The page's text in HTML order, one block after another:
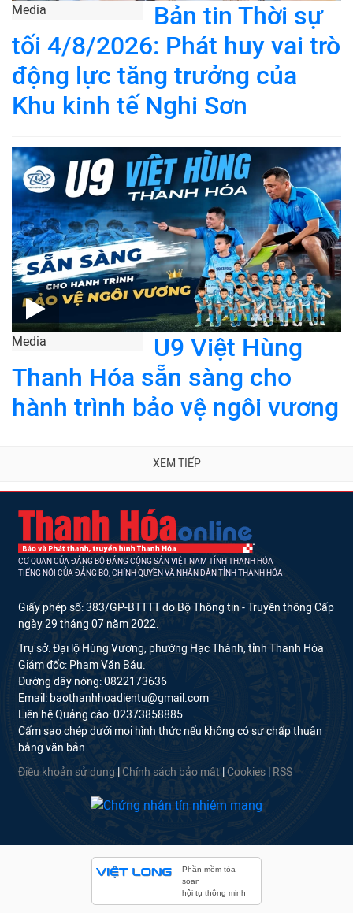
Media
Bản tin Thời sự
tối 4/8/2026: Phát huy vai trò
động lực tăng trưởng của
Khu kinh tế Nghi Sơn
Media
U9 Việt Hùng
Thanh Hóa sẵn sàng cho
hành trình bảo vệ ngôi vương
XEM TIẾP
CƠ QUAN CỦA ĐẢNG BỘ ĐẢNG CỘNG SẢN VIỆT NAM TỈNH THANH HÓA
TIẾNG NÓI CỦA ĐẢNG BỘ, CHÍNH QUYỀN VÀ NHÂN DÂN TỈNH THANH HÓA
Giấy phép số: 383/GP-BTTTT do Bộ Thông tin - Truyền thông Cấp
ngày 29 tháng 07 năm 2022.
Trụ sở: Đại lộ Hùng Vương, phường Hạc Thành, tỉnh Thanh Hóa
Giám đốc: Phạm Văn Báu.
Đường dây nóng: 0822173636
Email: baothanhhoadientu@gmail.com
Liên hệ Quảng cáo: 02373858885.
Cấm sao chép dưới mọi hình thức nếu không có sự chấp thuận
bằng văn bản.
Điều khoản sử dụng
Chính sách bảo mật Cookies RSS
Phần mềm tòa
soạn
hội tụ thông minh